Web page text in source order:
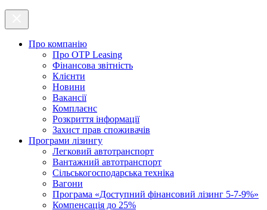
Про компанію
Про ОТР Leasing
Фінансова звітність
Клієнти
Новини
Вакансії
Комплаєнс
Розкриття інформації
Захист прав споживачів
Програми лізингу
Легковий автотранспорт
Вантажний автотранспорт
Cільськогосподарська техніка
Вагони
Програма «Доступний фінансовий лізинг 5-7-9%»
Компенсація до 25%